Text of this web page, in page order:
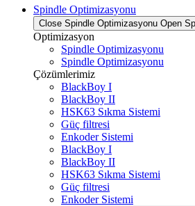
Spindle Optimizasyonu
Close Spindle Optimizasyonu Open
Optimizasyon
Spindle Optimizasyonu
Spindle Optimizasyonu
Çözümlerimiz
BlackBoy I
BlackBoy II
HSK63 Sıkma Sistemi
Güç filtresi
Enkoder Sistemi
BlackBoy I
BlackBoy II
HSK63 Sıkma Sistemi
Güç filtresi
Enkoder Sistemi